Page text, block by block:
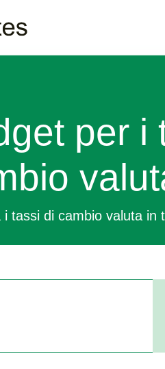
per i
i tassi di cambio valuta in